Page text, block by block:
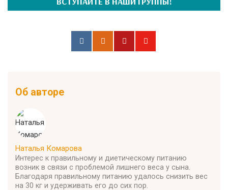
Об авторе
Наталья Комарова
Интерес к правильному и диетическому питанию
возник в связи с проблемой лишнего веса у сына.
Благодаря правильному питанию удалось снизить вес
на 30 кг и удерживать его до сих пор.